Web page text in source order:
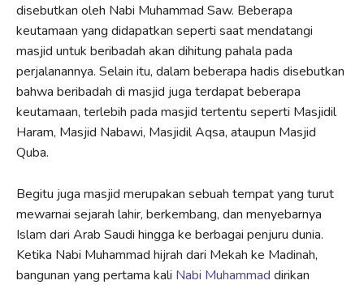
disebutkan oleh Nabi Muhammad Saw. Beberapa
keutamaan yang didapatkan seperti saat mendatangi
masjid untuk beribadah akan dihitung pahala pada
perjalanannya. Selain itu, dalam beberapa hadis disebutkan
bahwa beribadah di masjid juga terdapat beberapa
keutamaan, terlebih pada masjid tertentu seperti Masjidil
Haram, Masjid Nabawi, Masjidil Aqsa, ataupun Masjid
Quba.
Begitu juga masjid merupakan sebuah tempat yang turut
mewarnai sejarah lahir, berkembang, dan menyebarnya
Islam dari Arab Saudi hingga ke berbagai penjuru dunia.
Ketika Nabi Muhammad hijrah dari Mekah ke Madinah,
bangunan yang pertama kali Nabi Muhammad dirikan